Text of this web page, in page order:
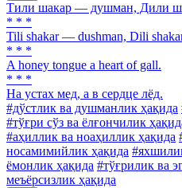
Тили шакар — душман, Дили
* * *
Tili shakar — dushman, Dili
* * *
A honey tongue a heart of gall.
* * *
На устах мед, а в сердце лёд.
#дўстлик ва душманлик ҳақида
#тўғри сўз ва ёлғончилик
#аҳиллик ва ноаҳиллик ҳақида
носамимийлик ҳақида
ёмонлик ҳақида #тўғрилик ва
меъёрсизлик ҳақида